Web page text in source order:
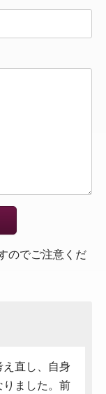
のでご注意くだ
直し、自身
りました。前